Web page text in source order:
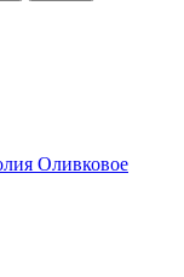
Оливковое